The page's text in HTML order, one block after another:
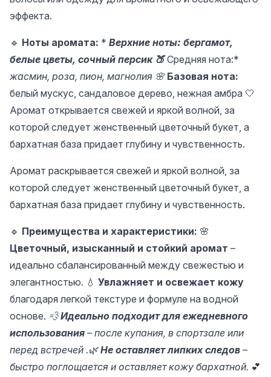
эффекта.
🔹 Ноты аромата: * Верхние ноты: бергамот,
белые цветы, сочный персик 🍑Средняя нота:*
жасмин, роза, пион, магнолия 🌸 Базовая нота:
белый мускус, сандаловое дерево, нежная амбра 🤍
Аромат открывается свежей и яркой волной, за
которой следует женственный цветочный букет, а
бархатная база придает глубину и чувственность.
Аромат раскрывается свежей и яркой волной, за
которой следует женственный цветочный букет, а
бархатная база придает глубину и чувственность.
🔹 Преимущества и характеристики: 🌸
Цветочный, изысканный и стойкий аромат –
идеально сбалансированный между свежестью и
элегантностью. 💧 Увлажняет и освежает кожу
благодаря легкой текстуре и формуле на водной
основе. 💨Идеально подходит для ежедневного
использования – после купания, в спортзале или
перед встречей .🌿Не оставляет липких следов –
быстро поглощается и оставляет кожу бархатной. 💕